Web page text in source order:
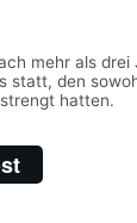
mehr als drei
statt, den
hatten.